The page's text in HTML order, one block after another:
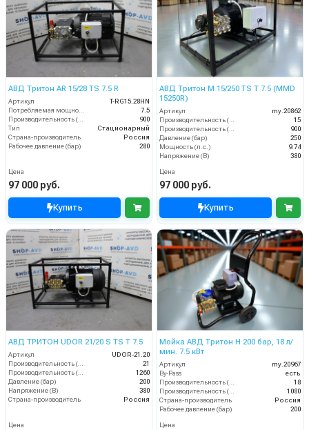
АВД Тритон AR 15/28 TS 7.5 R
Артикул
T-RG15.28HN
7.5
900
Тип
Стационарный
Страна-производитель
Россия
Рабочее давление (бар)
280
Цена
97 000 руб.
Купить
АВД Тритон M 15/250 TS T 7.5 (MMD
15250R)
Артикул
my.20862
15
900
Давление (бар)
250
Мощность (л.с.)
9.74
Напряжение (В)
380
Цена
97 000 руб.
Купить
АВД ТРИТОН UDOR 21/20 S TS T 7.5
Артикул
UDOR-21.20
Производительность (л/мин)
21
Производительность (л/ч)
1260
Давление (бар)
200
Напряжение (В)
380
Страна-производитель
Россия
Цена
Мойка АВД Тритон H 200 бар, 18 л/
мин. 7.5 кВт
Артикул
my.20967
By-Pass
есть
Производительность (л/мин)
18
Производительность (л/ч)
1080
Страна-производитель
Россия
Рабочее давление (бар)
200
Цена